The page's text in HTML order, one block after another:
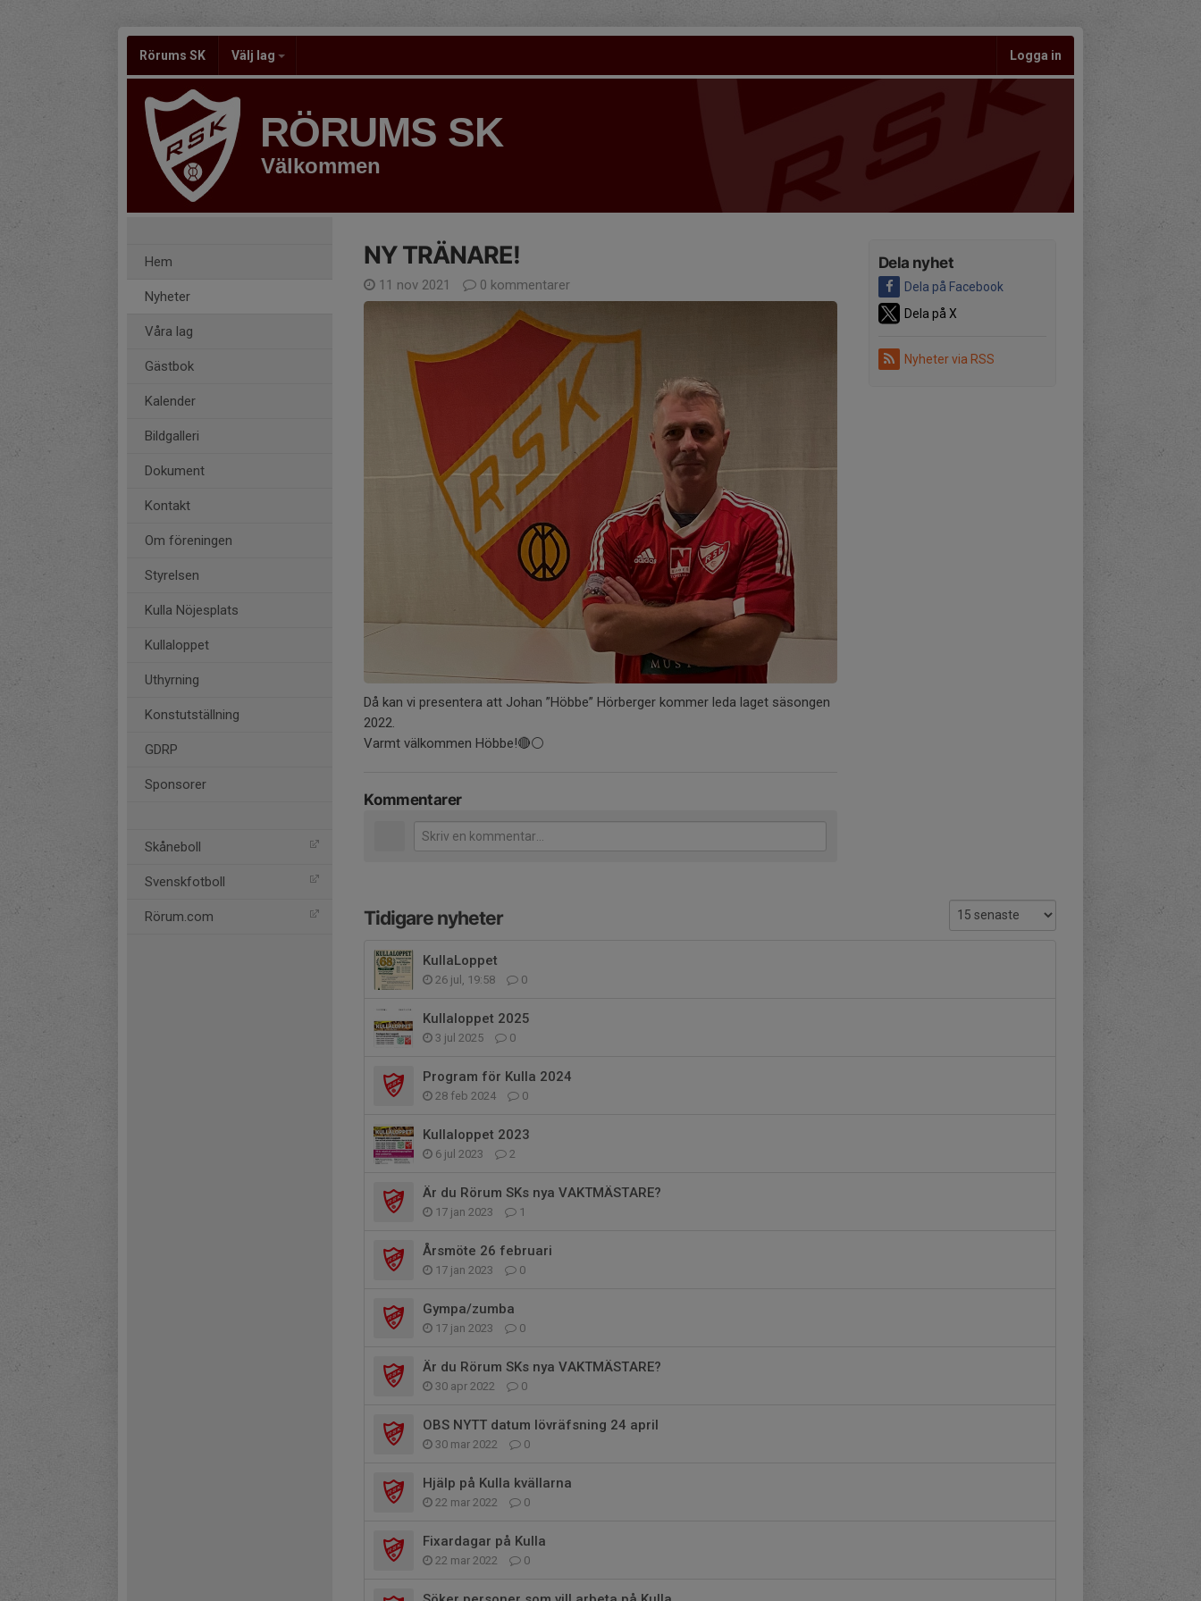
Rörums SK Välj lag Logga in
RÖRUMS SK
Välkommen
Hem
Nyheter
Våra lag
Gästbok
Kalender
Bildgalleri
Dokument
Kontakt
Om föreningen
Styrelsen
Kulla Nöjesplats
Kullaloppet
Uthyrning
Konstutställning
GDRP
Sponsorer
Skåneboll
Svenskfotboll
Rörum.com
Dela nyhet
Dela på Facebook
Dela på X
Nyheter via RSS
NY TRÄNARE!
11 nov 2021 0 kommentarer
Då kan vi presentera att Johan ”Höbbe” Hörberger kommer leda laget säsongen
2022.
Varmt välkommen Höbbe!🔴⚪️
Kommentarer
Tidigare nyheter
KullaLoppet
26 jul, 19:58 0
Kullaloppet 2025
3 jul 2025 0
Program för Kulla 2024
28 feb 2024 0
Kullaloppet 2023
6 jul 2023 2
Är du Rörum SKs nya VAKTMÄSTARE?
17 jan 2023 1
Årsmöte 26 februari
17 jan 2023 0
Gympa/zumba
17 jan 2023 0
Är du Rörum SKs nya VAKTMÄSTARE?
30 apr 2022 0
OBS NYTT datum lövräfsning 24 april
30 mar 2022 0
Hjälp på Kulla kvällarna
22 mar 2022 0
Fixardagar på Kulla
22 mar 2022 0